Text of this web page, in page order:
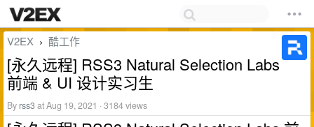
V2EX › 酷工作
[永久远程] RSS3 Natural Selection Labs
前端 & UI 设计实习生
By rss3at Aug 19, 2021 · 3184 views